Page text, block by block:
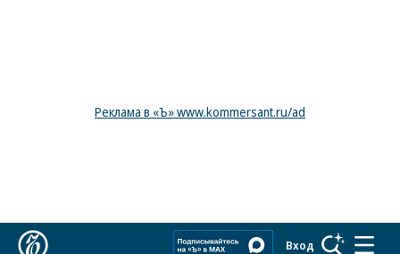
Реклама в «Ъ» www.kommersant.ru/ad
Вход